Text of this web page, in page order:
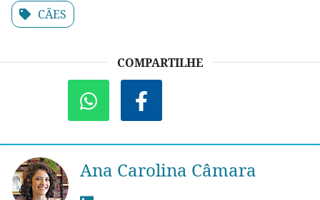
CÃES
COMPARTILHE
Ana Carolina Câmara